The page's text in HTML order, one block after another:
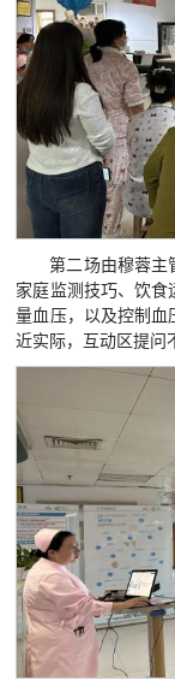
第二场由穆蓉主
家庭监测技巧、饮食
量血压，以及控制血
近实际，互动区提问